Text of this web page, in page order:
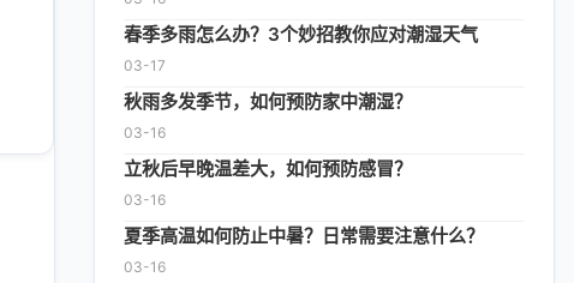
春季多雨怎么办？3个妙招教你应对潮湿天气
03-17
秋雨多发季节，如何预防家中潮湿？
03-16
立秋后早晚温差大，如何预防感冒？
03-16
夏季高温如何防止中暑？日常需要注意什么？
03-16